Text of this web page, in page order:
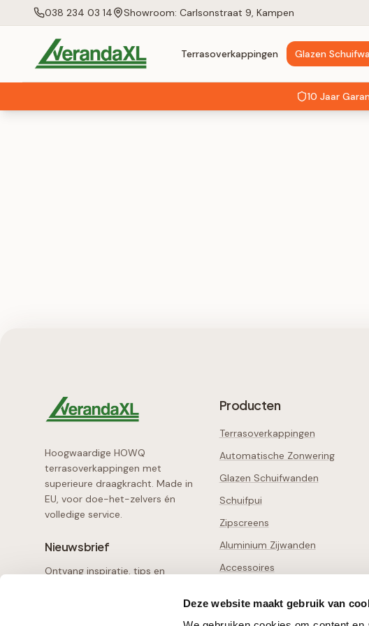
Deze website maakt gebruik van
038 234 03 14 Showroom: Carlsonstraat 9, Kampen
Terrasoverkappingen Glazen
10 Jaar
Hoogwaardige HOWQ
terrasoverkappingen met
superieure draagkracht. Made in
EU, voor doe-het-zelvers én
volledige service.
Nieuwsbrief
Ontvang inspiratie, tips en
Producten
Terrasoverkappingen
Automatische Zonwering
Glazen Schuifwanden
Schuifpui
Zipscreens
Aluminium Zijwanden
Accessoires